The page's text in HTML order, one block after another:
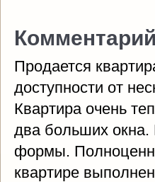
Комментарий
Продается
доступности от
Квартира очень
два больших
формы.
квартире